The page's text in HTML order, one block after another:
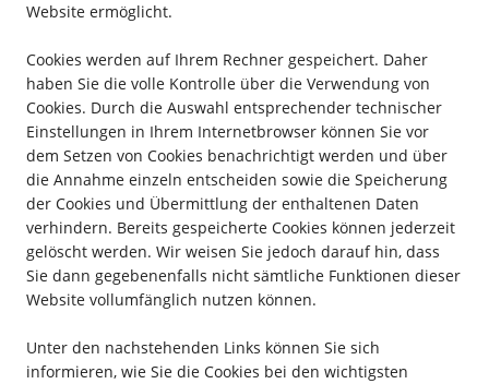
Website ermöglicht.
Cookies werden auf Ihrem Rechner gespeichert. Daher
haben Sie die volle Kontrolle über die Verwendung von
Cookies. Durch die Auswahl entsprechender technischer
Einstellungen in Ihrem Internetbrowser können Sie vor
dem Setzen von Cookies benachrichtigt werden und über
die Annahme einzeln entscheiden sowie die Speicherung
der Cookies und Übermittlung der enthaltenen Daten
verhindern. Bereits gespeicherte Cookies können jederzeit
gelöscht werden. Wir weisen Sie jedoch darauf hin, dass
Sie dann gegebenenfalls nicht sämtliche Funktionen dieser
Website vollumfänglich nutzen können.
Unter den nachstehenden Links können Sie sich
informieren, wie Sie die Cookies bei den wichtigsten